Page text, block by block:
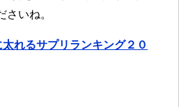
さいね。
れるサプリランキング２０